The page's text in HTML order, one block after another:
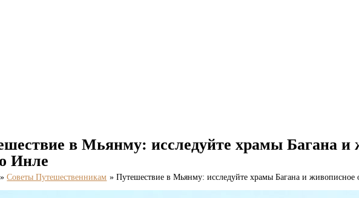
в Мьянму: исследуйте храмы Багана и
Инле
Советы Путешественникам Путешествие в Мьянму: исследуйте храмы Багана и живописное